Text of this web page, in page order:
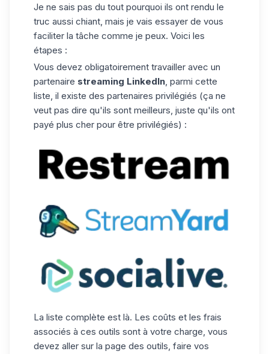
Je ne sais pas du tout pourquoi ils ont rendu le
truc aussi chiant, mais je vais essayer de vous
faciliter la tâche comme je peux. Voici les
étapes :
Vous devez obligatoirement travailler avec un
partenaire streaming LinkedIn , parmi cette
liste, il existe des partenaires privilégiés (ça ne
veut pas dire qu'ils sont meilleurs, juste qu'ils ont
payé plus cher pour être privilégiés) :
La liste complète est là. Les coûts et les frais
associés à ces outils sont à votre charge, vous
devez aller sur la page des outils, faire vos